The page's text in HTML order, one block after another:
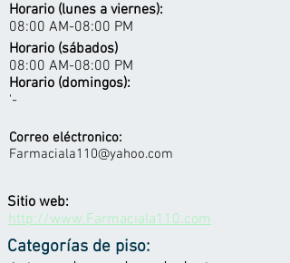
Horario (lunes a viernes):
08:00 AM-08:00 PM
Horario (sábados)
08:00 AM-08:00 PM
Horario (domingos):
'-
Correo eléctronico:
Farmaciala110@yahoo.com
Sitio web:
http://www.Farmaciala110.com
Categorías de piso: